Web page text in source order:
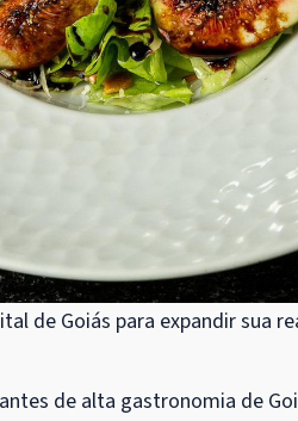
de Goiás para expandir sua
de alta gastronomia de